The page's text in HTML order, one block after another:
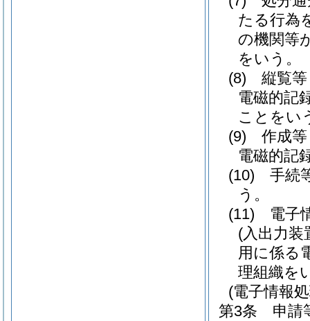
たる行為
の機関等
をいう。
(8)
縦覧
電磁的記
ことをい
(9)
作成
電磁的記
(10)
手続
う。
(11)
電子
(入出力装
用に係る
理組織を
(電子情報
第3条
申請